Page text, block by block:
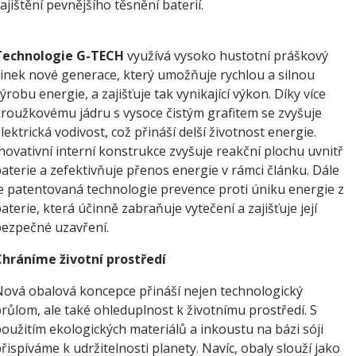
pevnějšího těsnění baterií.
G-TECH využívá vysoko hustotní práškový
nové generace, který umožňuje rychlou a silnou
energie, a zajišťuje tak vynikající výkon. Díky více
jádru s vysoce čistým grafitem se zvyšuje
vodivost, což přináší delší životnost energie.
interní konstrukce zvyšuje reakční plochu uvnitř
a zefektivňuje přenos energie v rámci článku. Dále
patentovaná technologie prevence proti úniku energie z
která účinně zabraňuje vytečení a zajišťuje její
uzavření.
životní prostředí
obalová koncepce přináší nejen technologický
ale také ohleduplnost k životnímu prostředí. S
ekologických materiálů a inkoustu na bázi sóji
k udržitelnosti planety. Navíc, obaly slouží jako